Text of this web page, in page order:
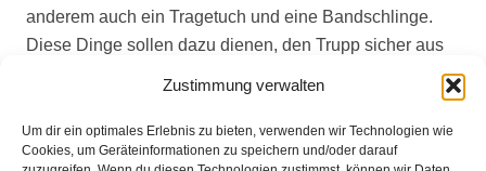
Zustimmung verwalten
Um dir ein optimales Erlebnis zu bieten, verwenden wir Technologien wie
Cookies, um Geräteinformationen zu speichern und/oder darauf
anderem auch ein Tragetuch und eine Bandschlinge.
Diese Dinge sollen dazu dienen, den Trupp sicher aus
aus Atemluftflaschen und Masken wurden laufend in der